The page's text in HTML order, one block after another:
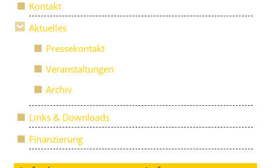
Kontakt
Aktuelles
Pressekontakt
Veranstaltungen
Archiv
Links & Downloads
Finanzierung